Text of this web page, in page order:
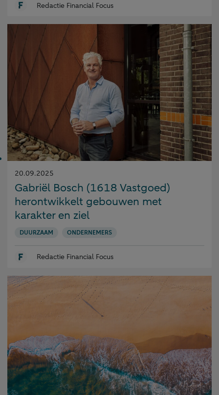
Redactie Financial Focus
Gepubliceerd
op:
20.09.2025
Gabriël Bosch (1618 Vastgoed)
herontwikkelt gebouwen met
karakter en ziel
DUURZAAM ONDERNEMERS
Redactie Financial Focus